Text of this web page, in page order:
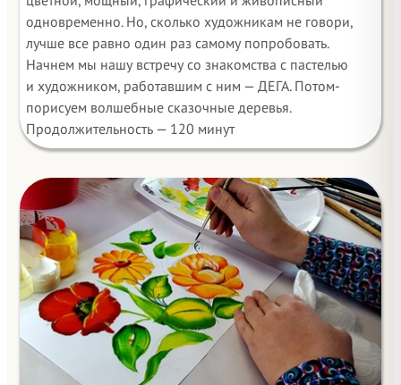
одновременно. Но, сколько художникам не говори,
лучше все равно один раз самому попробовать.
Начнем мы нашу встречу со знакомства с пастелью
и художником, работавшим с ним — ДЕГА. Потом-
порисуем волшебные сказочные деревья.
Продолжительность — 120 минут